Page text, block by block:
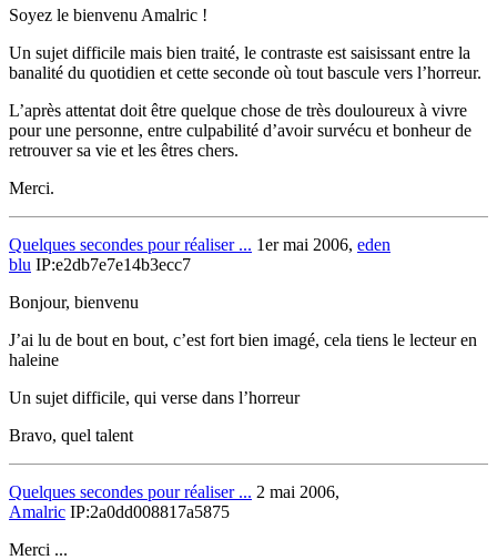
Soyez le bienvenu Amalric !
Un sujet difficile mais bien traité, le contraste est saisissant entre la
banalité du quotidien et cette seconde où tout bascule vers l’horreur.
L’après attentat doit être quelque chose de très douloureux à vivre
pour une personne, entre culpabilité d’avoir survécu et bonheur de
retrouver sa vie et les êtres chers.
Merci.
Quelques secondes pour réaliser ... 1er mai 2006, eden
blu IP:e2db7e7e14b3ecc7
Bonjour, bienvenu
J’ai lu de bout en bout, c’est fort bien imagé, cela tiens le lecteur en
haleine
Un sujet difficile, qui verse dans l’horreur
Bravo, quel talent
Quelques secondes pour réaliser ... 2 mai 2006,
Amalric IP:2a0dd008817a5875
Merci ...